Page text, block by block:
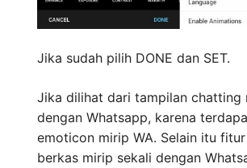
Jika sudah pilih DONE dan SET.
Jika dilihat dari tampilan chatting
dengan Whatsapp, karena
emoticon mirip WA. Selain itu
berkas mirip sekali dengan